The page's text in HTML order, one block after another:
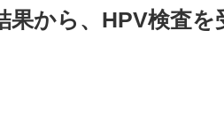
から、HPV検査